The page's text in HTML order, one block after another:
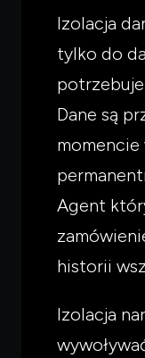
Izolacja
tylko do
Dane są
momencie
Agent
historii
Izolacja